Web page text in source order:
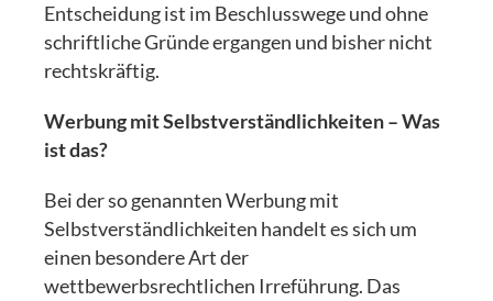
Entscheidung ist im Beschlusswege und ohne
schriftliche Gründe ergangen und bisher nicht
rechtskräftig.
Werbung mit Selbstverständlichkeiten – Was
ist das?
Bei der so genannten Werbung mit
Selbstverständlichkeiten handelt es sich um
einen besondere Art der
wettbewerbsrechtlichen Irreführung. Das